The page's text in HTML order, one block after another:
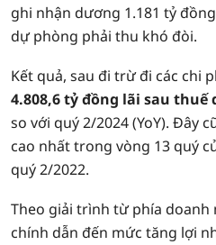
ghi nhận dương 1.181 tỷ
dự phòng phải thu khó đòi.
Kết quả, sau đi trừ đi các chi
4.808,6 tỷ đồng lãi sau thuế
so với quý 2/2024 (YoY). Đây
cao nhất trong vòng 13 quý
quý 2/2022.
Theo giải trình từ phía doanh
chính dẫn đến mức tăng lợi